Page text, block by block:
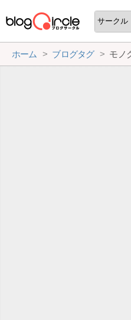
ホーム ブログタグ モノ